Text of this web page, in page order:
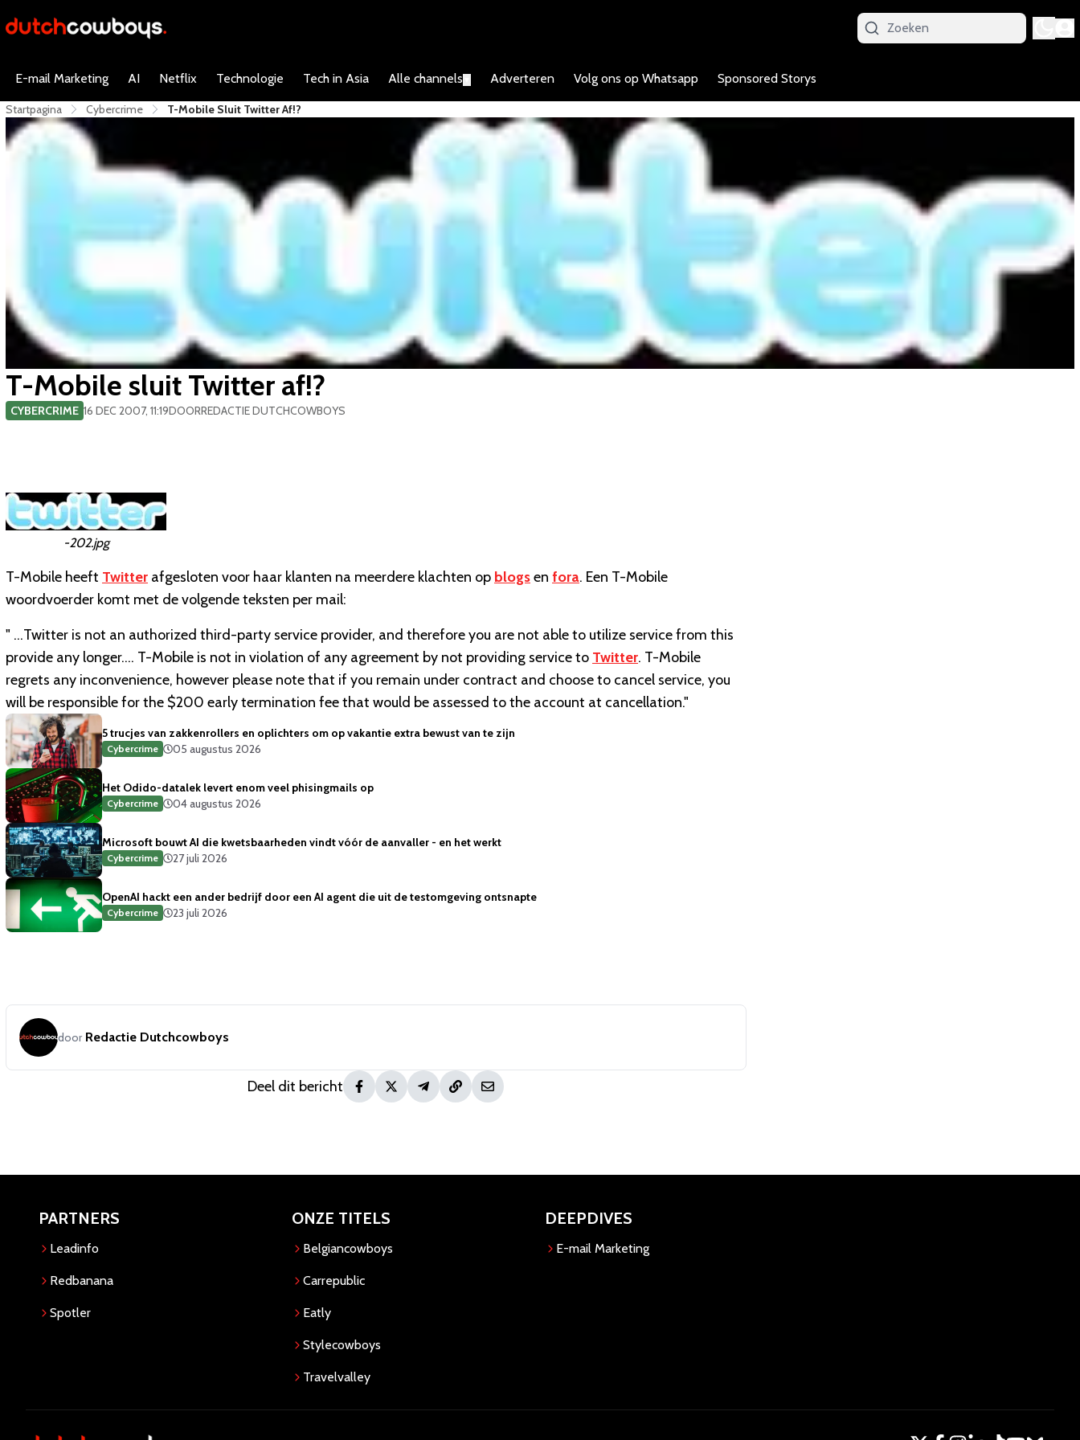
E-mail Marketing AI Netflix Technologie Tech in Asia Alle channels Adverteren Volg ons op Whatsapp Sponsored Storys
Startpagina Cybercrime T-Mobile Sluit Twitter Af!?
T-Mobile sluit Twitter af!?
CYBERCRIME 16 DEC 2007, 11:19DOORREDACTIE DUTCHCOWBOYS
-202.jpg
T-Mobile heeft Twitter afgesloten voor haar klanten na meerdere klachten op blogsen fora. Een T-Mobile
woordvoerder komt met de volgende teksten per mail:
" …Twitter is not an authorized third-party service provider, and therefore you are not able to utilize service from this
provide any longer…. T-Mobile is not in violation of any agreement by not providing service to Twitter. T-Mobile
regrets any inconvenience, however please note that if you remain under contract and choose to cancel service, you
will be responsible for the $200 early termination fee that would be assessed to the account at cancellation."
5 trucjes van zakkenrollers en oplichters om op vakantie extra bewust van te zijn
Cybercrime 05 augustus 2026
Het Odido-datalek levert enom veel phisingmails op
Cybercrime 04 augustus 2026
Microsoft bouwt AI die kwetsbaarheden vindt vóór de aanvaller - en het werkt
Cybercrime 27 juli 2026
OpenAI hackt een ander bedrijf door een AI agent die uit de testomgeving ontsnapte
Cybercrime 23 juli 2026
door Redactie Dutchcowboys
Deel dit bericht
PARTNERS
Leadinfo
Redbanana
Spotler
ONZE TITELS
Belgiancowboys
Carrepublic
Eatly
Stylecowboys
Travelvalley
DEEPDIVES
E-mail Marketing